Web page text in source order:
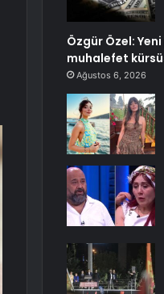
Özgür Özel:
muhalefet
Ağustos 6, 2026